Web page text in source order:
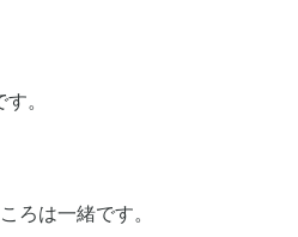
。
ろは一緒です。